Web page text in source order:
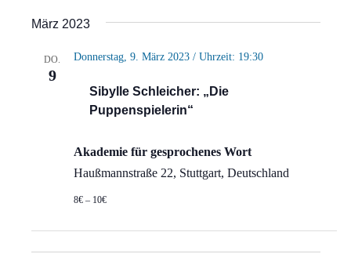
wählen.
März 2023
DO.
9
Sibylle Schleicher: „Die
Puppenspielerin“
Donnerstag, 9. März 2023 / Uhrzeit: 19:30
Akademie für gesprochenes Wort
Haußmannstraße 22, Stuttgart, Deutschland
8€ – 10€